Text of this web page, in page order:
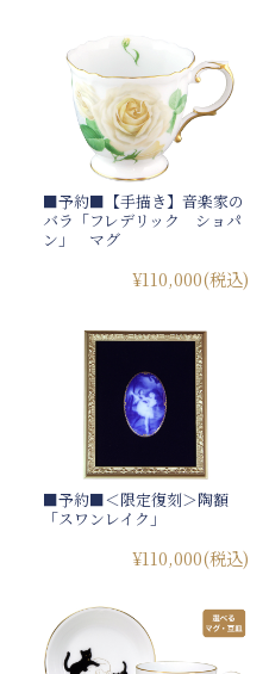
■予約■【手描き】音楽家の
バラ「フレデリック ショパ
ン」 マグ
¥110,000(税込)
■予約■＜限定復刻＞陶額
「スワンレイク」
¥110,000(税込)